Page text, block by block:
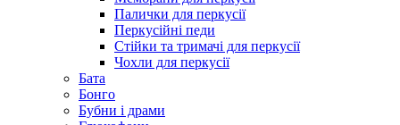
Палички для перкусії
Перкусійні педи
Стійки та тримачі для перкусії
Чохли для перкусії
Бата
Бонго
Бубни і драми